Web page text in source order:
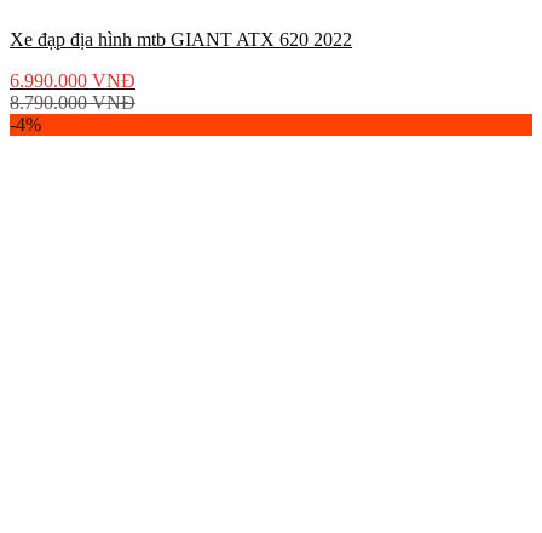
Xe đạp địa hình mtb GIANT ATX 620 2022
6.990.000 VNĐ
8.790.000VNĐ
-4%